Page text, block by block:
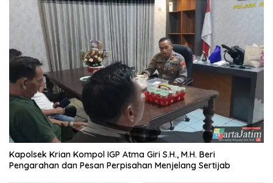
Kapolsek Krian Kompol IGP Atma Giri S.H., M.H. Beri
Pengarahan dan Pesan Perpisahan Menjelang Sertijab